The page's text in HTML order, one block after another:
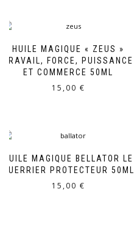
HUILE MAGIQUE « ZEUS »
TRAVAIL, FORCE, PUISSANCE
ET COMMERCE 50ML
15,00 €
HUILE MAGIQUE BELLATOR LE
GUERRIER PROTECTEUR 50ML
15,00 €